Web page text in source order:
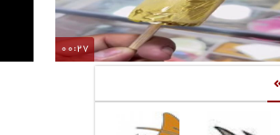
00:27
و استایل خاص بستنی‌فروشان طلایی